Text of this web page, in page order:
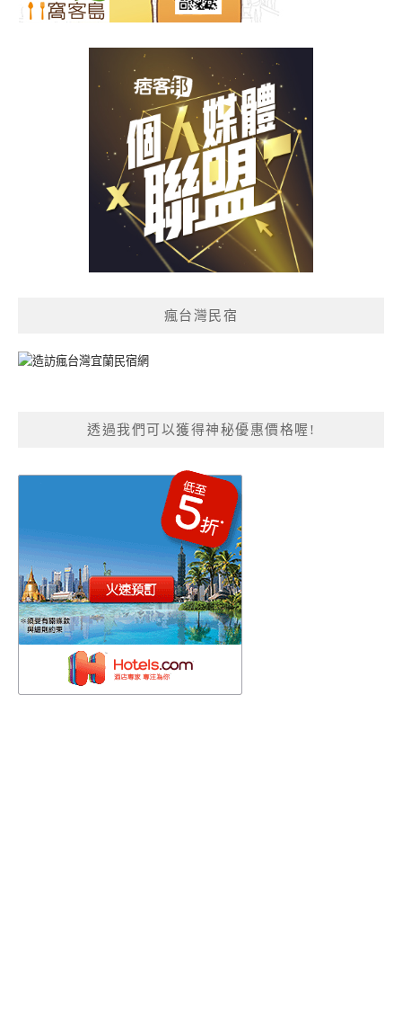
瘋台灣民宿
透過我們可以獲得神秘優惠價格喔!